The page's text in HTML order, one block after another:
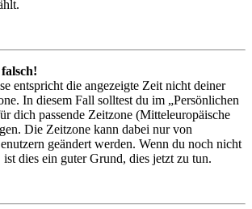
entspricht die angezeigte Zeit nicht deiner
In diesem Fall solltest du im „Persönlichen
dich passende Zeitzone (Mitteleuropäische
Die Zeitzone kann dabei nur von
geändert werden. Wenn du noch nicht
ist dies ein guter Grund, dies jetzt zu tun.